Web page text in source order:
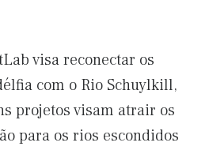
visa reconectar os
com o Rio Schuylkill,
projetos visam atrair os
para os rios escondidos